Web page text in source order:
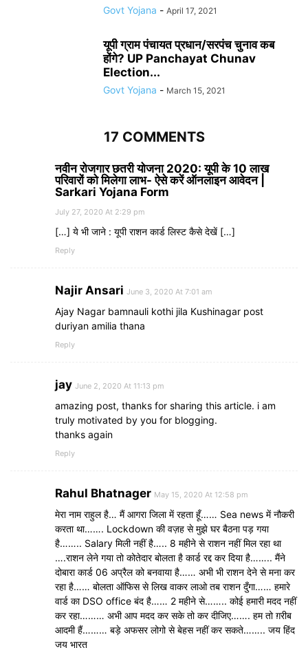
Govt Yojana - April 17, 2021
यूपी ग्राम पंचायत प्रधान/सरपंच चुनाव कब
होंगे? UP Panchayat Chunav
Election...
Govt Yojana - March 15, 2021
17 COMMENTS
नवीन रोजगार छतरी योजना 2020: यूपी के 10 लाख
परिवारों को मिलेगा लाभ- ऐसे करें ऑनलाइन आवेदन |
Sarkari Yojana Form
July 27, 2020 At 2:29 pm
[…] ये भी जाने : यूपी राशन कार्ड लिस्ट कैसे देखें […]
Reply
Najir Ansari June 3, 2020 At 7:01 am
Ajay Nagar bamnauli kothi jila Kushinagar post
duriyan amilia thana
Reply
jay June 2, 2020 At 11:13 pm
amazing post, thanks for sharing this article. i am
truly motivated by you for blogging.
thanks again
Reply
Rahul Bhatnager May 15, 2020 At 12:58 pm
मेरा नाम राहुल है… मैं आगरा जिला में रहता हूँ…… Sea news में नौकरी
करता था……. Lockdown की वज़ह से मुझे घर बैठना पड़ गया
है…….. Salary मिली नहीं है….. 8 महीने से राशन नहीं मिल रहा था
….राशन लेने गया तो कोतेदार बोलता है कार्ड रद्द कर दिया है…….. मैंने
दोबारा कार्ड 06 अप्रैल को बनवाया है…… अभी भी राशन देने से मना कर
रहा है…… बोलता ऑफिस से लिख वाकर लाओ तब राशन दुँगा…… हमारे
वार्ड का DSO office बंद है…… 2 महीने से…….. कोई हमारी मदद नहीं
कर रहा……… अभी आप मदद कर सके तो कर दीजिए……. हम तो ग़रीब
आदमी हैं……… बड़े अफसर लोगो से बेहस नहीं कर सकते…….. जय हिंद
जय भारत